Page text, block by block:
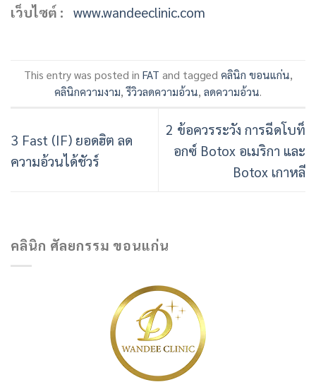
เว็บไซต์ : www.wandeeclinic.com
This entry was posted in FAT and tagged คลินิก ขอนแก่น,
คลินิกความงาม,รีวิวลดความอ้วน, ลดความอ้วน.
3 Fast (IF) ยอดฮิต ลด
ความอ้วนได้ชัวร์
2 ข้อควรระวัง การฉีดโบท็
อกซ์ Botox อเมริกา และ
Botox เกาหลี
คลินิก ศัลยกรรม ขอนแก่น